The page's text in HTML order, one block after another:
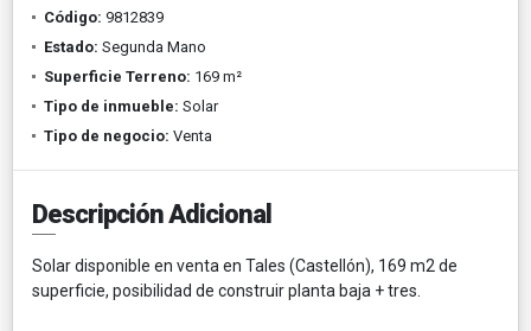
Código: 9812839
Estado: Segunda Mano
Superficie Terreno: 169 m²
Tipo de inmueble: Solar
Tipo de negocio: Venta
Descripción Adicional
Solar disponible en venta en Tales (Castellón), 169 m2 de
superficie, posibilidad de construir planta baja + tres.